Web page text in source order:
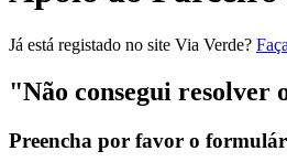
Já está registado no site Via Verde?
"Não consegui resolver
Preencha por favor o